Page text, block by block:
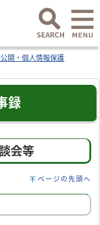
開・個人情報保護
録
会等
ページの先頭へ